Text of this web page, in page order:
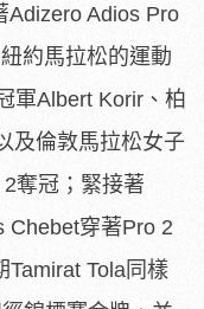
Adizero Adios Pro
約馬拉松的運動
軍Albert Korir、柏
及倫敦馬拉松女子
奪冠；緊接著
Chebet穿著Pro 2
Tamirat Tola同樣